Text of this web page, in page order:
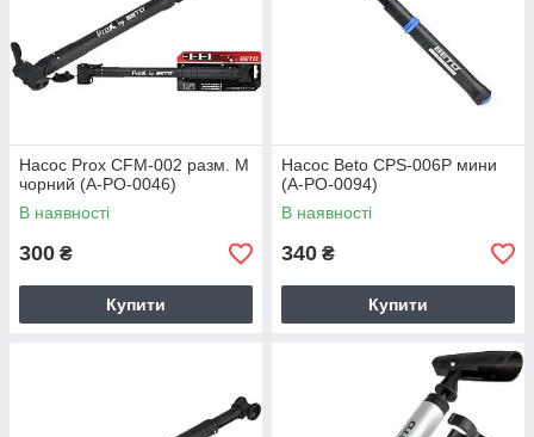
Насос Prox CFM-002 разм. M
чорний (A-PO-0046)
В наявності
300 ₴
Купити
Насос Beto CPS-006P мини
(A-PO-0094)
В наявності
340 ₴
Купити